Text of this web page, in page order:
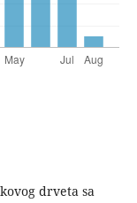
drveta sa